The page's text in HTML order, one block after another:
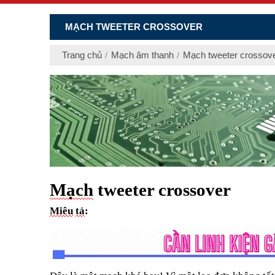
MẠCH TWEETER CROSSOVER
Trang chủ Mạch âm thanh Mạch tweeter
Mạch tweeter crossover
Miêu tả: